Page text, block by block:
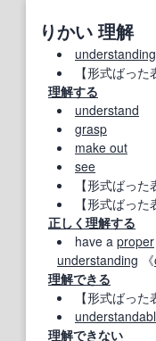
りかい 理解
understanding
【形式ばった
理解する
understand
grasp
make out
see
【形式ばった
【形式ばった
正しく 理解する
have a proper
understanding 《
理解できる
【形式ばった
理解できない